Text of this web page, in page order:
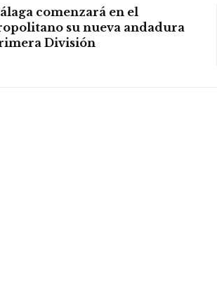
comenzará en el
su nueva andadura
División